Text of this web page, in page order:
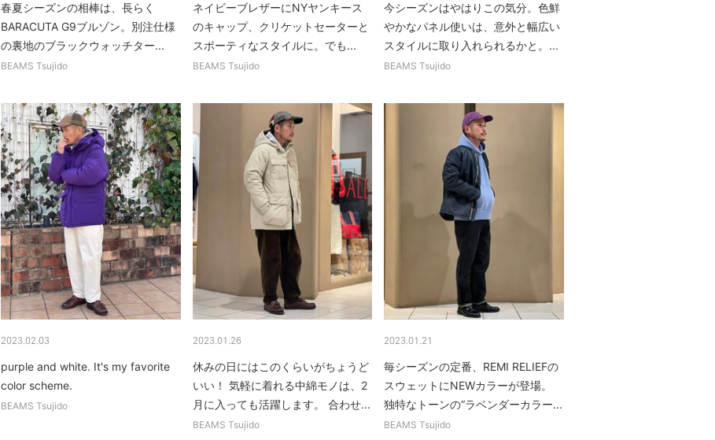
春夏シーズンの相棒は、長らく
BARACUTA G9ブルゾン。別注仕様
の裏地のブラックウォッチター...
BEAMS Tsujido
ネイビーブレザーにNYヤンキース
のキャップ、クリケットセーターと
スポーティなスタイルに。でも...
BEAMS Tsujido
今シーズンはやはりこの気分。色鮮
やかなパネル使いは、意外と幅広い
スタイルに取り入れられるかと。...
BEAMS Tsujido
2023.02.03
purple and white. It's my favorite
color scheme.
BEAMS Tsujido
2023.01.26
休みの日にはこのくらいがちょうど
いい！ 気軽に着れる中綿モノは、2
月に入っても活躍します。 合わせ...
BEAMS Tsujido
2023.01.21
毎シーズンの定番、REMI RELIEFの
スウェットにNEWカラーが登場。
独特なトーンの“ラベンダーカラー...
BEAMS Tsujido